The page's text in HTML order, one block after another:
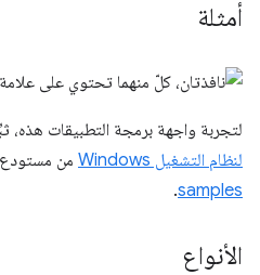
أمثلة
لتجربة واجهة برمجة التطبيقات هذه،
لنظام التشغيل Windows
من مستودع
samples
.
الأنواع